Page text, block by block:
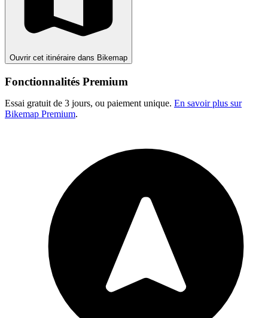
Ouvrir cet itinéraire dans Bikemap
Fonctionnalités Premium
Essai gratuit de 3 jours, ou paiement unique. En savoir plus sur
Bikemap Premium.